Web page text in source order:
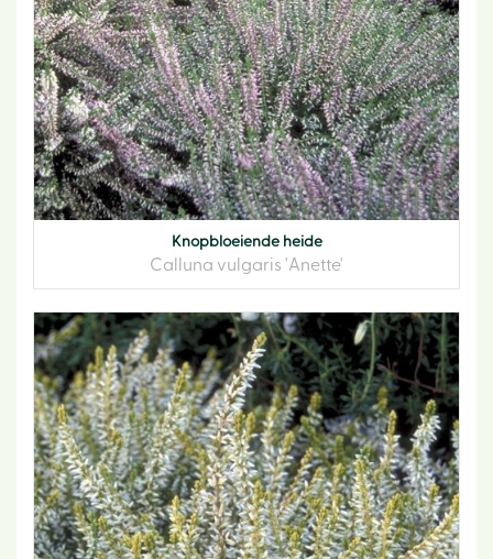
Knopbloeiende heide
Calluna vulgaris 'Anette'